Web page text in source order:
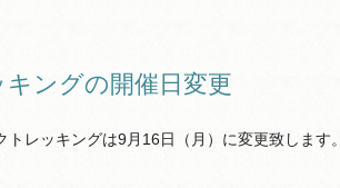
ングの開催日変更
トレッキングは9月16日（月）に変更致します。